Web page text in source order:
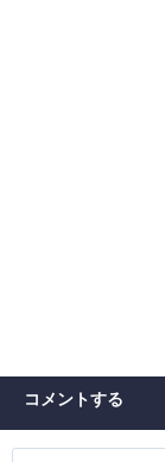
コメントする